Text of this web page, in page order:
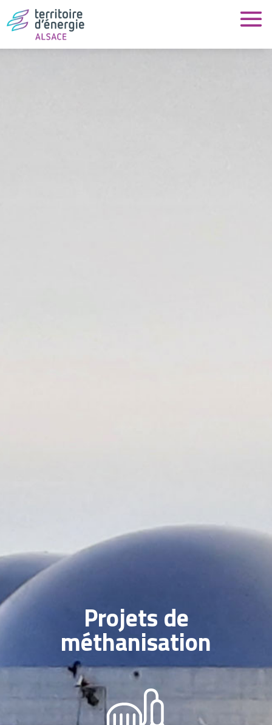
Projets de
méthanisation